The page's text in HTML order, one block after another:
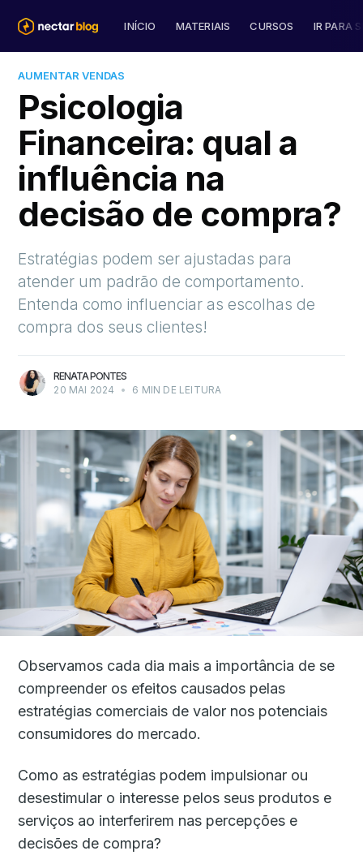
INÍCIO MATERIAIS CURSOS IR PARA
AUMENTAR VENDAS
Psicologia
Financeira: qual a
influência na
decisão de compra?
Estratégias podem ser ajustadas para
atender um padrão de comportamento.
Entenda como influenciar as escolhas de
compra dos seus clientes!
RENATA PONTES
20 MAI 2024
• 6 MIN DE LEITURA
Observamos cada dia mais a importância de se
compreender os efeitos causados pelas
estratégias comerciais de valor nos potenciais
consumidores do mercado.
Como as estratégias podem impulsionar ou
desestimular o interesse pelos seus produtos e
serviços ao interferirem nas percepções e
decisões de compra?